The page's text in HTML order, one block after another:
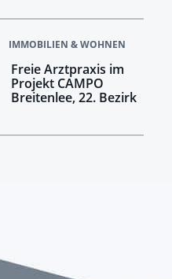
IMMOBILIEN & WOHNEN
Freie Arztpraxis im
Projekt CAMPO
Breitenlee, 22. Bezirk